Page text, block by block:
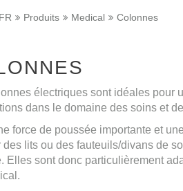
Produits Medical Colonnes
électriques sont idéales pour
dans le domaine des soins et
force de poussée importante et
des lits ou des fauteuils/divans de
Elles sont donc particulièrement